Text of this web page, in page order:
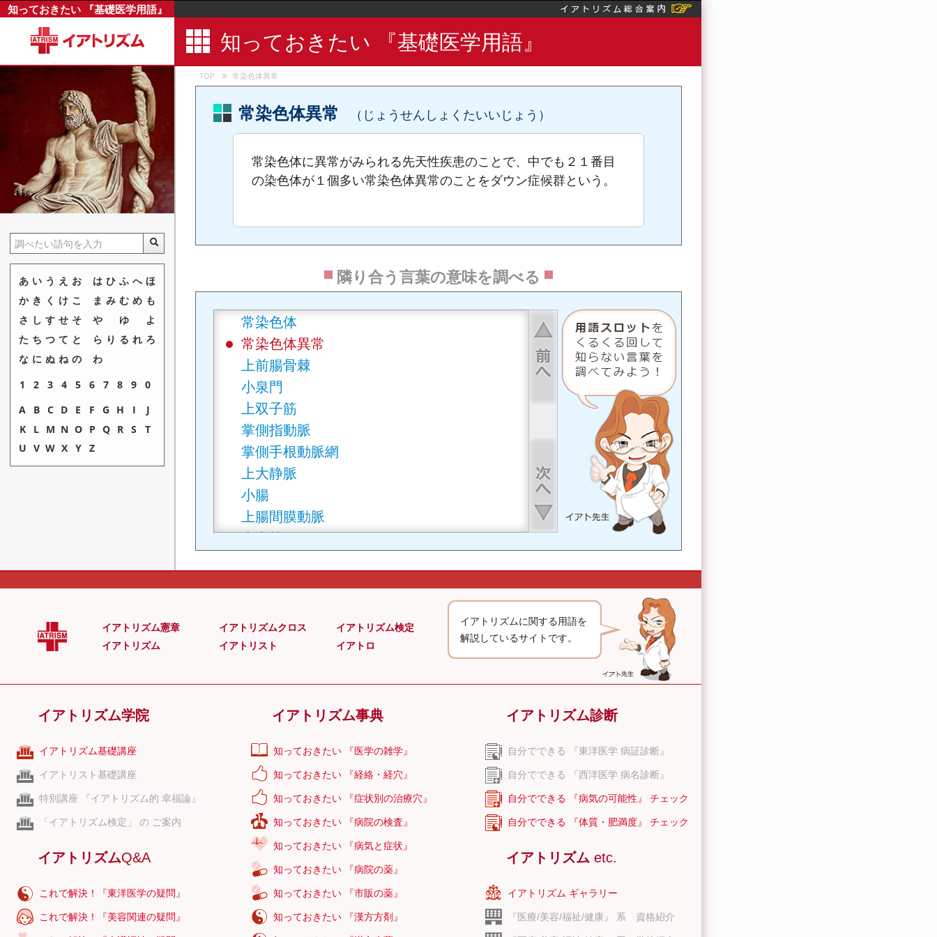
知っておきたい 『基礎医学用語』
知っておきたい 『基礎医学用語』
TOP 常染色体異常
常染色体異常 （じょうせんしょくたいいじょう）
常染色体に異常がみられる先天性疾患のことで、中でも２１番目
の染色体が１個多い常染色体異常のことをダウン症候群という。
隣り合う言葉の意味を調べる
小鎖骨上窩
小指
上耳介筋
小指外転筋
小趾外転筋
小指伸筋
小指対立筋
情緒障害
常染色体
常染色体異常
上前腸骨棘
小泉門
上双子筋
掌側指動脈
掌側手根動脈網
上大静脈
小腸
上腸間膜動脈
上直筋
上殿神経
上殿動脈
上橈尺関節
踵立方関節
上肋骨窩
あ い う え お
か き く け こ
さ し す せ そ
た ち つ て と
な に ぬ ね の
は ひ ふ へ ほ
ま み む め も
や
ゆ
よ
ら り る れ ろ
わ
1
2 3 4 5 6 7 8 9
0
A
B C D E F G H I
J
K
L M N O P Q R S
T
U V W X Y Z
イアトリズム憲章
イアトリズム
イアトリズムクロス
イアトリスト
イアトリズム検定
イアトロ
イアトリズムに関する用語を
解説しているサイトです。
イアトリズム学院
イアトリズム基礎講座
イアトリスト基礎講座
特別講座 『イアトリズム的 幸福論』
「イアトリズム検定」 の ご案内
イアトリズムQ&A
これで解決！『東洋医学の疑問』
これで解決！『美容関連の疑問』
イアトリズム事典
知っておきたい 『医学の雑学』
知っておきたい 『経絡・経穴』
知っておきたい 『症状別の治療穴』
知っておきたい 『病院の検査』
知っておきたい 『病気と症状』
知っておきたい 『病院の薬』
知っておきたい 『市販の薬』
知っておきたい 『漢方方剤』
イアトリズム診断
自分でできる 『東洋医学 病証診断』
自分でできる 『西洋医学 病名診断』
自分でできる 『病気の可能性』 チェック
自分でできる 『体質・肥満度』 チェック
イアトリズム etc.
イアトリズム ギャラリー
『医療/美容/福祉/健康』 系 資格紹介